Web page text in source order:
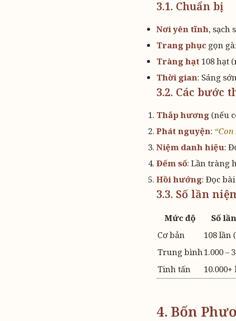
3.1. Chuẩn bị
Nơi yên tĩnh, sạch
Trang phục gọn
Tràng hạt 108 hạt
Thời gian: Sáng
3.2. Các bước
Thắp hương (nếu
Phát nguyện:
Niệm danh hiệu:
Đếm số: Lần tràng
Hồi hướng: Đọc
3.3. Số lần
Mức độ Số
Cơ bản
108 lần
Trung bình1.000 –
Tinh tấn
10.000+
4. Bốn